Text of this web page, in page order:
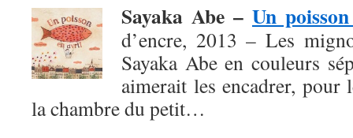
Sayaka Abe – Un
d’encre, 2013 – Les
Sayaka Abe en couleurs
aimerait les encadrer, pour
la chambre du petit…